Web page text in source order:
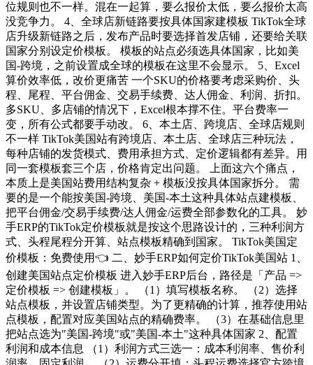
位规则也不一样。混在一起算，要么报价太低，要么报价太高
没竞争力。 4、全球店新链路要按具体国家建模板 TikTok全球
店升级新链路之后，发布产品时要选择首发店铺，还要给关联
国家分别设定价模板。 模板的站点必须选具体国家，比如美
国-跨境，之前设置成全球的模板在这里不会显示。 5、Excel
算价效率低，改价更痛苦 一个SKU的价格要考虑采购价、头
程、尾程、平台佣金、交易手续费、达人佣金、利润、折扣。
多SKU、多店铺的情况下，Excel根本撑不住。平台费率一
变，所有公式都要手动改。 6、本土店、跨境店、全球店规则
不一样 TikTok美国站有跨境店、本土店、全球店三种玩法，
每种店铺的发货模式、费用承担方式、定价逻辑都有差异。用
同一套模板套三个店，价格肯定出问题。 上面这六个痛点，
本质上是美国站费用结构复杂 + 模板没按具体国家拆分。 需
要的是一个能按美国-跨境、美国-本土这种具体站点建模板、
把平台佣金/交易手续费/达人佣金/运费全部参数化的工具。 妙
手ERP的TikTok定价模板就是按这个思路设计的，三种利润方
式、头程尾程分开算、站点模板精确到国家。 TikTok美国定
价模板：免费使用👈 二、妙手ERP如何定价TikTok美国站 1、
创建美国站点定价模板 进入妙手ERP后台，路径是「产品 =>
定价模板 => 创建模板」。 （1）填写模板名称。 （2）选择
站点模板，并设置店铺类型。为了更精确的计算，推荐使用站
点模板，配置对应美国站点的精确费率。 （3）在基础信息里
把站点选为"美国-跨境"或"美国-本土"这种具体国家 2、配置
利润和成本信息 （1）利润方式三选一：成本利润率、售价利